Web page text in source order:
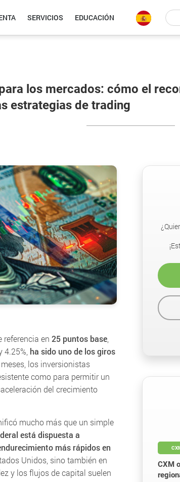
SERVICIOS EDUCACIÓN
los mercados: cómo el
estrategias de trading
referencia en 25 puntos base
ha sido uno de los giros
los inversionistas
como para permitir un
del crecimiento
mucho más que un simple
está dispuesta a
más rápidos en
Unidos, sino también en
y los flujos de capital suelen
CXM